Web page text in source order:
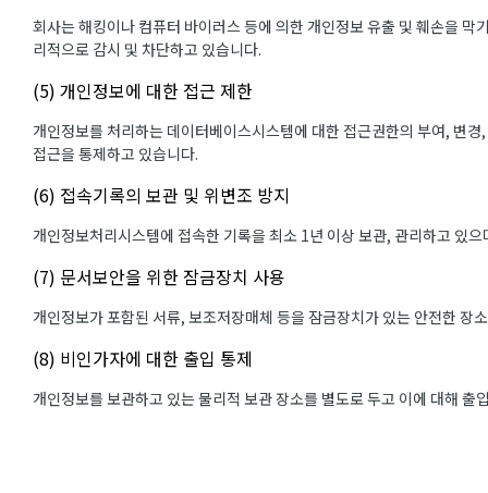
회사는 해킹이나 컴퓨터 바이러스 등에 의한 개인정보 유출 및 훼손을
리적으로 감시 및 차단하고 있습니다.
(5) 개인정보에 대한 접근 제한
개인정보를 처리하는 데이터베이스시스템에 대한 접근권한의 부여, 변
접근을 통제하고 있습니다.
(6) 접속기록의 보관 및 위변조 방지
개인정보처리시스템에 접속한 기록을 최소 1년 이상 보관, 관리하고 있
(7) 문서보안을 위한 잠금장치 사용
개인정보가 포함된 서류, 보조저장매체 등을 잠금장치가 있는 안전한 장
(8) 비인가자에 대한 출입 통제
개인정보를 보관하고 있는 물리적 보관 장소를 별도로 두고 이에 대해 출